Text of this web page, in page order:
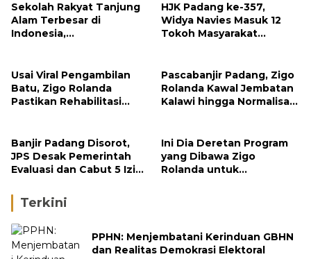
Sekolah Rakyat Tanjung
Alam Terbesar di
Indonesia,
HJK Padang ke-357,
Widya Navies Masuk 12
Tokoh Masyarakat
Usai Viral Pengambilan
Batu, Zigo Rolanda
Pastikan Rehabilitasi
Pascabanjir Padang, Zigo
Rolanda Kawal Jembatan
Kalawi hingga Normalisasi
Banjir Padang Disorot,
JPS Desak Pemerintah
Evaluasi dan Cabut 5 Izin
Ini Dia Deretan Program
yang Dibawa Zigo
Rolanda untuk
Terkini
PPHN: Menjembatani Kerinduan GBHN
dan Realitas Demokrasi Elektoral